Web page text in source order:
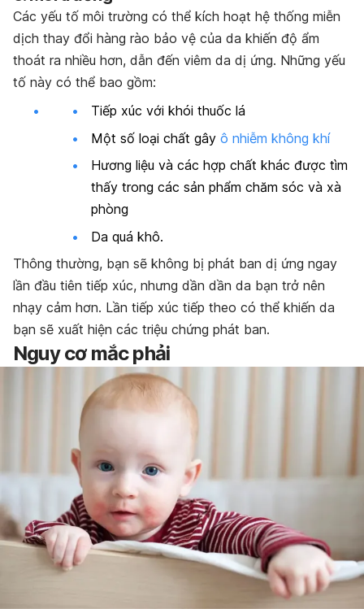
Các yếu tố môi trường có thể kích hoạt hệ thống miễn
dịch thay đổi hàng rào bảo vệ của da khiến độ ẩm
thoát ra nhiều hơn, dẫn đến viêm da dị ứng. Những yếu
tố này có thể bao gồm:
Tiếp xúc với khói thuốc lá
Một số loại chất gây ô nhiễm không khí
Hương liệu và các hợp chất khác được tìm
thấy trong các sản phẩm chăm sóc và xà
phòng
Da quá khô.
Thông thường, bạn sẽ không bị phát ban dị ứng ngay
lần đầu tiên tiếp xúc, nhưng dần dần da bạn trở nên
nhạy cảm hơn. Lần tiếp xúc tiếp theo có thể khiến da
bạn sẽ xuất hiện các triệu chứng phát ban.
Nguy cơ mắc phải